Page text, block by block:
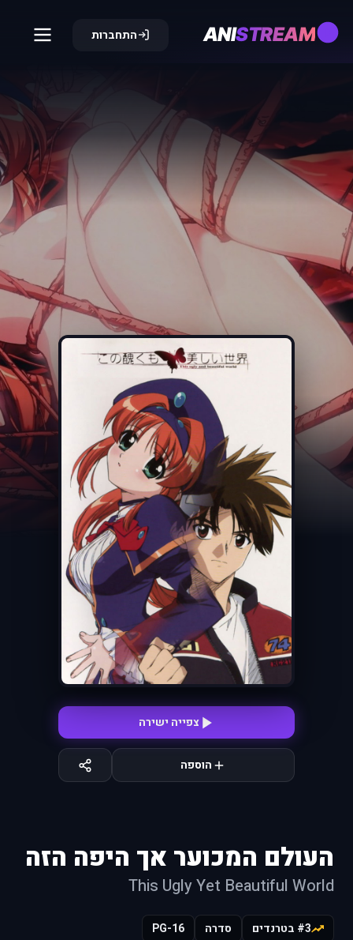
ANISTREAM התחברות
צפייה ישירה
הוספה
העולם המכוער אך היפה הזה
This Ugly Yet Beautiful World
#3 בטרנדים סדרה PG-16